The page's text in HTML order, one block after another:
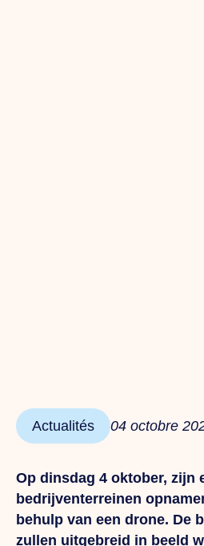
Actualités 04 octobre
Op dinsdag 4 oktober, zijn
bedrijventerreinen
behulp van een drone. De
zullen uitgebreid in beeld